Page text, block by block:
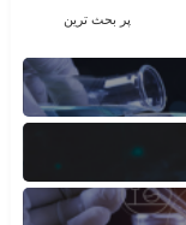
پر بحث ترین